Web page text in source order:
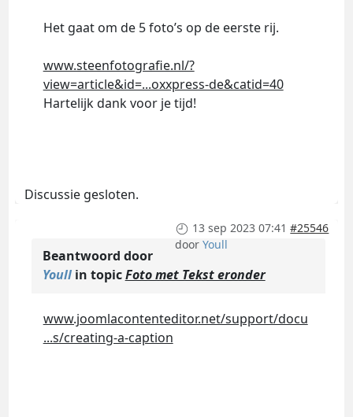
Het gaat om de 5 foto’s op de eerste rij.
www.steenfotografie.nl/?
view=article&id=...oxxpress-de&catid=40
Hartelijk dank voor je tijd!
Discussie gesloten.
13 sep 2023 07:41 #25546
doorYoull
Beantwoord door
Youllin topicFoto met Tekst eronder
www.joomlacontenteditor.net/support/docu
...s/creating-a-caption